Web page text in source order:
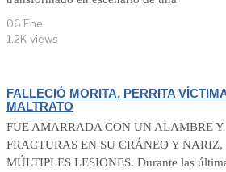
06 Ene
1.2K views
FALLECIÓ MORITA, PERRITA
MALTRATO
FUE AMARRADA CON UN ALAMBRE
FRACTURAS EN SU CRÁNEO Y NARIZ,
MÚLTIPLES LESIONES. Durante las